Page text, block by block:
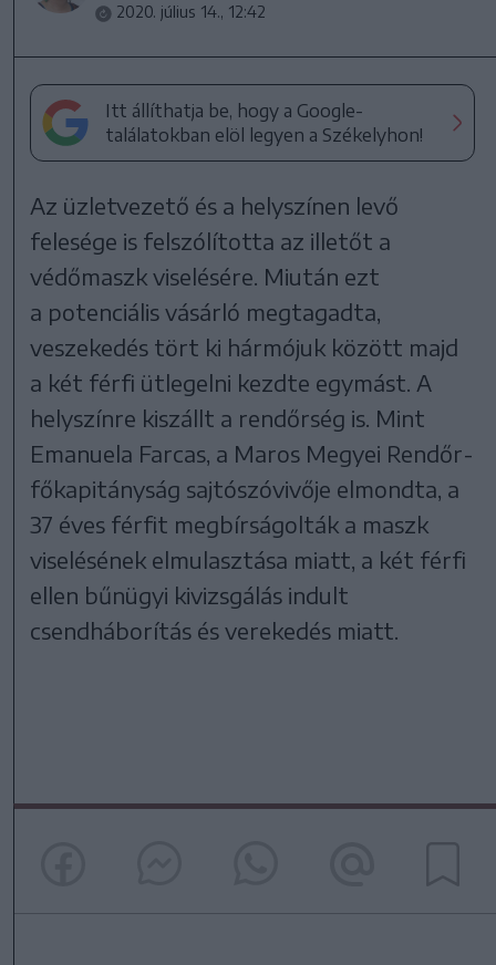
2020. július 14., 12:42
Itt állíthatja be, hogy a Google-
találatokban elöl legyen a Székelyhon!
Az üzletvezető és a helyszínen levő
felesége is felszólította az illetőt a
védőmaszk viselésére. Miután ezt
a potenciális vásárló megtagadta,
veszekedés tört ki hármójuk között majd
a két férfi ütlegelni kezdte egymást. A
helyszínre kiszállt a rendőrség is. Mint
Emanuela Farcas, a Maros Megyei Rendőr-
főkapitányság sajtószóvivője elmondta, a
37 éves férfit megbírságolták a maszk
viselésének elmulasztása miatt, a két férfi
ellen bűnügyi kivizsgálás indult
csendháborítás és verekedés miatt.